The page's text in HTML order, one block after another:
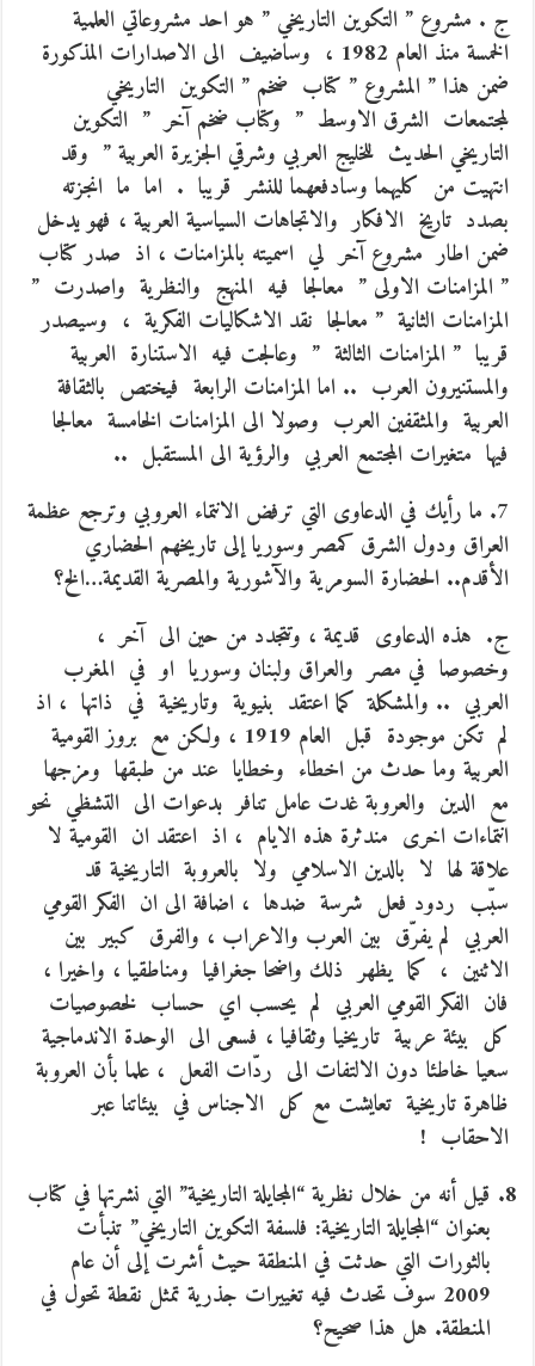
ج . مشروع ” التكوين التاريخي ” هو احد مشروعاتي العلمية
الخمسة منذ العام 1982 ، وساضيف الى الاصدارات المذكورة
ضمن هذا ” المشروع ” كتاب ضخم ” التكوين التاريخي
لمجتمعات الشرق الاوسط ” وكتاب ضخم آخر ” التكوين
التاريخي الحديث للخليج العربي وشرقي الجزيرة العربية ” وقد
انتهيت من كليهما وسادفعهما للنشر قريبا . اما ما انجزته
بصدد تاريخ الافكار والاتجاهات السياسية العربية ، فهو يدخل
ضمن اطار مشروع آخر لي اسميته بالمزامنات ، اذ صدر كتاب
” المزامنات الاولى ” معالجا فيه المنهج والنظرية واصدرت ”
المزامنات الثانية ” معالجا نقد الاشكاليات الفكرية ، وسيصدر
قريبا ” المزامنات الثالثة ” وعالجت فيه الاستنارة العربية
والمستنيرون العرب .. اما المزامنات الرابعة فيختص بالثقافة
العربية والمثقفين العرب وصولا الى المزامنات الخامسة معالجا
فيها متغيرات المجتمع العربي والرؤية الى المستقبل ..
7. ما رأيك في الدعاوى التي ترفض الانتماء العروبي وترجع عظمة
العراق ودول الشرق كمصر وسوريا إلى تاريخهم الحضاري
الأقدم.. الحضارة السومرية والآشورية والمصرية القديمة…الخ؟
ج. هذه الدعاوى قديمة ، وتتجدد من حين الى آخر ،
وخصوصا في مصر والعراق ولبنان وسوريا او في المغرب
العربي .. والمشكلة كما اعتقد بنيوية وتاريخية في ذاتها ، اذ
لم تكن موجودة قبل العام 1919 ، ولكن مع بروز القومية
العربية وما حدث من اخطاء وخطايا عند من طبقها ومزجها
مع الدين والعروبة غدت عامل تنافر بدعوات الى التشظي نحو
انتماءات اخرى مندثرة هذه الايام ، اذ اعتقد ان القومية لا
علاقة لها لا بالدين الاسلامي ولا بالعروبة التاريخية قد
سبّب ردود فعل شرسة ضدها ، اضافة الى ان الفكر القومي
العربي لم يفرّق بين العرب والاعراب ، والفرق كبير بين
الاثنين ، كما يظهر ذلك واضحا جغرافيا ومناطقيا ، واخيرا ،
فان الفكر القومي العربي لم يحسب اي حساب لخصوصيات
كل بيئة عربية تاريخيا وثقافيا ، فسعى الى الوحدة الاندماجية
سعيا خاطئا دون الالتفات الى ردّات الفعل ، علما بأن العروبة
ظاهرة تاريخية تعايشت مع كل الاجناس في بيئاتنا عبر
الاحقاب !
قيل أنه من خلال نظرية “المجايلة التاريخية” التي نشرتها في كتاب
بعنوان “المجايلة التاريخية: فلسفة التكوين التاريخي” تنبأت
بالثورات التي حدثت في المنطقة حيث أشرت إلى أن عام
2009 سوف تحدث فيه تغييرات جذرية تمثل نقطة تحول في
المنطقة. هل هذا صحيح؟